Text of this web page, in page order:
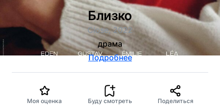
Близко
Close, 2022
драма
Подробнее
Моя оценка Буду смотреть Поделиться